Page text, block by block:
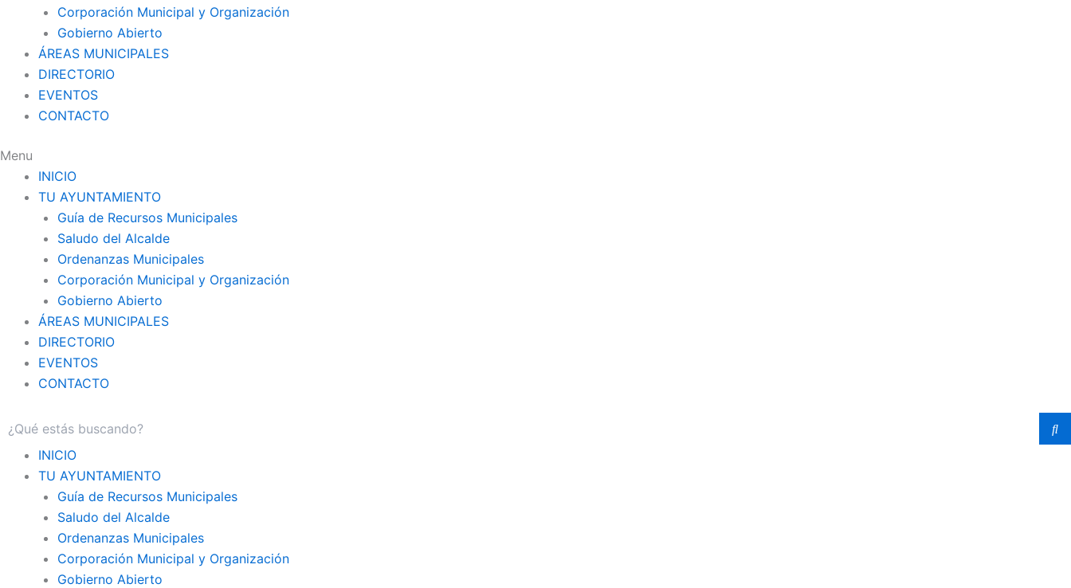
Corporación Municipal y Organización
Gobierno Abierto
ÁREAS MUNICIPALES
DIRECTORIO
EVENTOS
CONTACTO
Menu
INICIO
TU AYUNTAMIENTO
Guía de Recursos Municipales
Saludo del Alcalde
Ordenanzas Municipales
Corporación Municipal y Organización
Gobierno Abierto
ÁREAS MUNICIPALES
DIRECTORIO
EVENTOS
CONTACTO
INICIO
TU AYUNTAMIENTO
Guía de Recursos Municipales
Saludo del Alcalde
Ordenanzas Municipales
Corporación Municipal y Organización
Gobierno Abierto